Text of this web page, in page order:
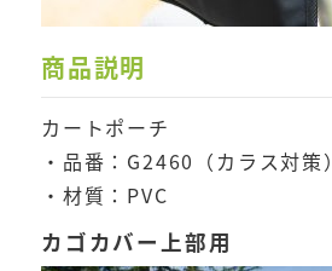
商品説明
カートポーチ
・品番：G2460（カラス対策）
・材質：PVC
カゴカバー上部用